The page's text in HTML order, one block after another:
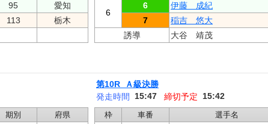
95
愛知
113
栃木
6
6 伊藤 成紀
7
稲吉 悠大
誘導
大谷 靖茂
期別 府県
第10R Ａ級決勝
発走時間
15:47 締切予定 15:42
枠 車番 選手名